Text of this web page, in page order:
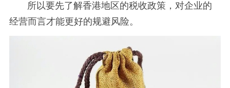
所以要先了解香港地区的税收政策，对企业的
经营而言才能更好的规避风险。